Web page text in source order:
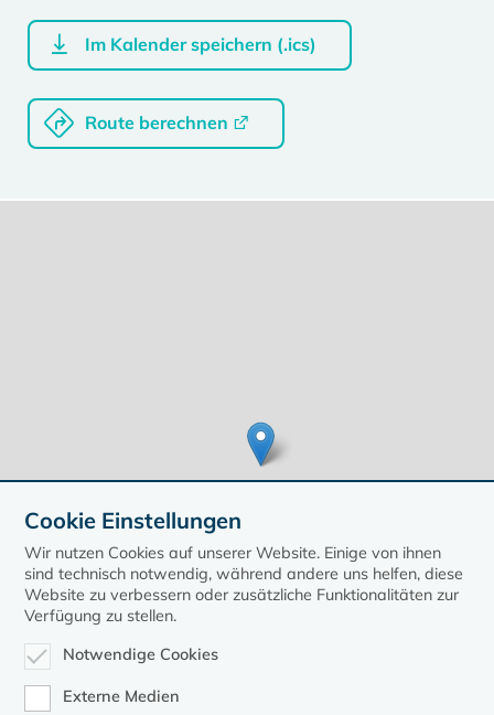
Im Kalender speichern (.ics)
Route berechnen
zurück zur Übersicht der Veranstaltungen
Cookie Einstellungen
Wir nutzen Cookies auf unserer Website. Einige von ihnen
sind technisch notwendig, während andere uns helfen, diese
Website zu verbessern oder zusätzliche Funktionalitäten zur
Verfügung zu stellen.
Notwendige Cookies
Externe Medien